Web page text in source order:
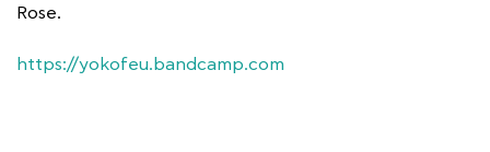
Rose.
https://yokofeu.bandcamp.com